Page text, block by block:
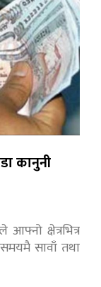
कानुनी
क्षेत्रभित्र
सावाँ तथा